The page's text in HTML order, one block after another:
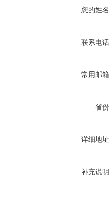
您的姓名
联系电话
常用邮箱
省份
详细地址
补充说明